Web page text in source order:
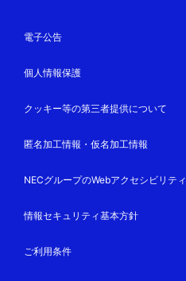
電子公告
個人情報保護
クッキー等の第三者提供について
匿名加工情報・仮名加工情報
NECグループのWebアクセシビリティ
情報セキュリティ基本方針
ご利用条件